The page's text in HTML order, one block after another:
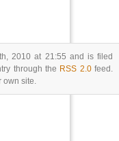
2010 at 21:55 and is filed
through the RSS 2.0feed.
own site.